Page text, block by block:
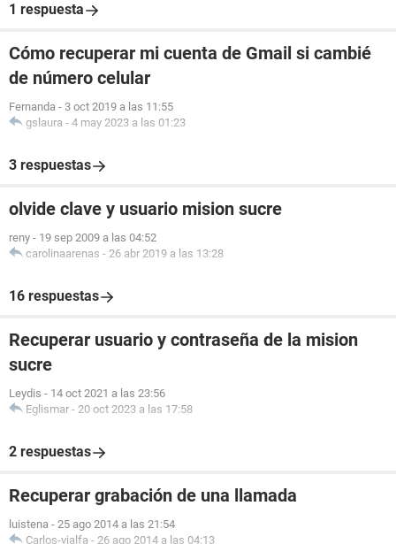
1 respuesta
Cómo recuperar mi cuenta de Gmail si cambié
de número celular
Fernanda - 3 oct 2019 a las 11:55
gslaura - 4 may 2023 a las 01:23
3 respuestas
olvide clave y usuario mision sucre
reny - 19 sep 2009 a las 04:52
carolinaarenas - 26 abr 2019 a las 13:28
16 respuestas
Recuperar usuario y contraseña de la mision
sucre
Leydis - 14 oct 2021 a las 23:56
Eglismar - 20 oct 2023 a las 17:58
2 respuestas
Recuperar grabación de una llamada
luistena - 25 ago 2014 a las 21:54
Carlos-vialfa - 26 ago 2014 a las 04:13